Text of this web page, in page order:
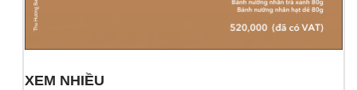
XEM NHIỀU